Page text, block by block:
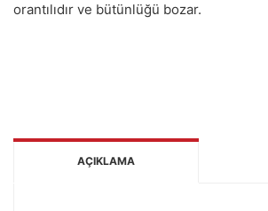
orantılıdır ve bütünlüğü bozar.
AÇIKLAMA